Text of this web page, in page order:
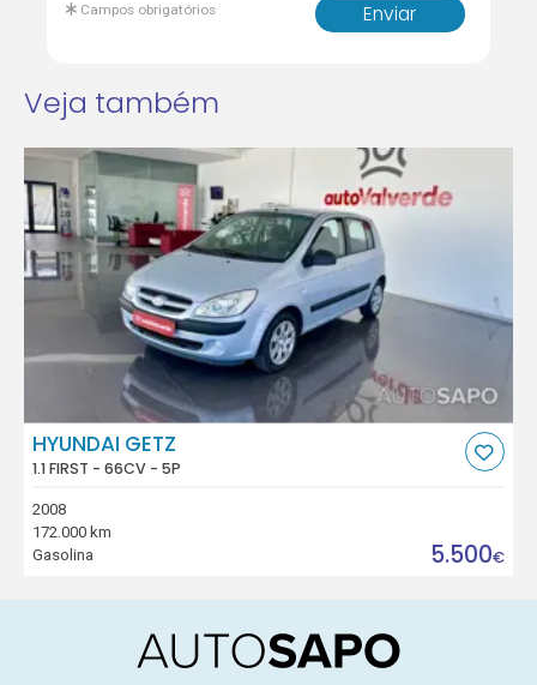
Enviar
Campos obrigatórios
Veja também
HYUNDAI GETZ
1.1 FIRST - 66CV - 5P
2008
172.000 km
Gasolina
5.500€